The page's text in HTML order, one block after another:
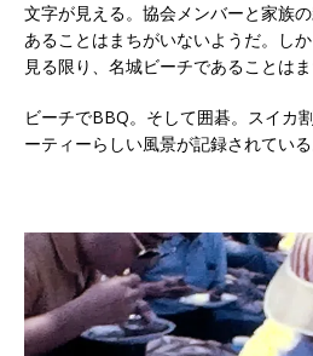
文字が見える。協会メンバーと家族
あることはまちがいないようだ。し
見る限り、名城ビーチであることはま
ビーチでBBQ。そして囲碁。スイカ
ーティーらしい風景が記録されている